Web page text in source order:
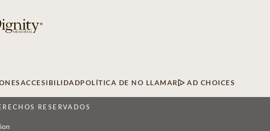
ACCESIBILIDADPOLÍTICA DE NO LLAMAR AD CHOICES
RESERVADOS